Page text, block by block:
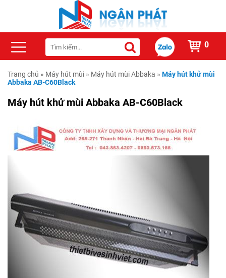
0
Trang chủ » Máy hút mùi » Máy hút mùi Abbaka » Máy hút khử mùi
Abbaka AB-C60Black
Máy hút khử mùi Abbaka AB-C60Black